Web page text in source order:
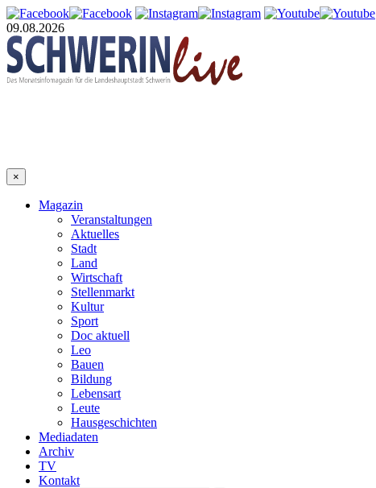
09.08.2026
×
Magazin
Veranstaltungen
Aktuelles
Stadt
Land
Wirtschaft
Stellenmarkt
Kultur
Sport
Doc aktuell
Leo
Bauen
Bildung
Lebensart
Leute
Hausgeschichten
Mediadaten
Archiv
TV
Kontakt